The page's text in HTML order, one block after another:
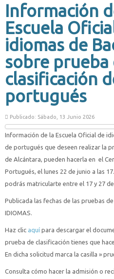
Información
Escuela
idiomas de
sobre prueba
clasificación
portugués
Publicado: Sábado, 13 Junio 2026
Información de la Escuela Oficial de
de portugués que deseen realizar la
de Alcántara, pueden hacerla en el
Portugués, el lunes 22 de junio a las
podrás matricularte entre el 17 y 27
Publicada las fechas de las pruebas
IDIOMAS.
Haz clic aquí para descargar el
prueba de clasificación tienes que
En dicha solicitud marca la casilla »
Consulta cómo hacer la admisión o